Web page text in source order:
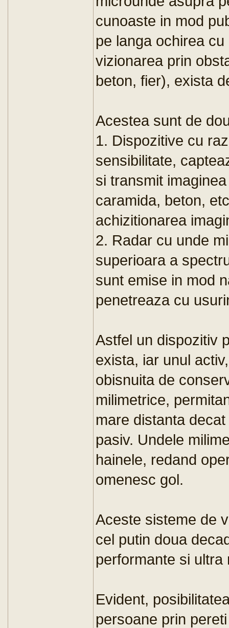
cunoaste in mod
pe langa ochirea
vizionarea prin
beton, fier), exista
Acestea sunt de
1. Dispozitive cu
sensibilitate,
si transmit
caramida, beton,
achizitionarea
2. Radar cu unde
superioara a
sunt emise in mod
penetreaza cu
Astfel un dispozitiv
exista, iar unul
obisnuita de
milimetrice,
mare distanta
pasiv. Undele
hainele, redand
omenesc gol.
Aceste sisteme de
cel putin doua
performante si
Evident,
persoane prin